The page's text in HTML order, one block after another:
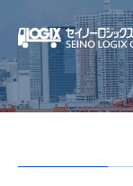
セイノーロジッ
サービス
お役立ちブログ
セイノーロジ